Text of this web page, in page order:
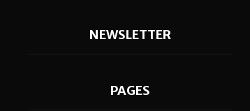
NEWSLETTER
PAGES